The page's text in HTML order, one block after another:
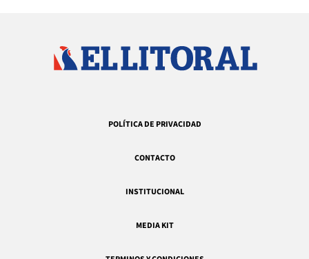
POLÍTICA DE PRIVACIDAD
CONTACTO
INSTITUCIONAL
MEDIA KIT